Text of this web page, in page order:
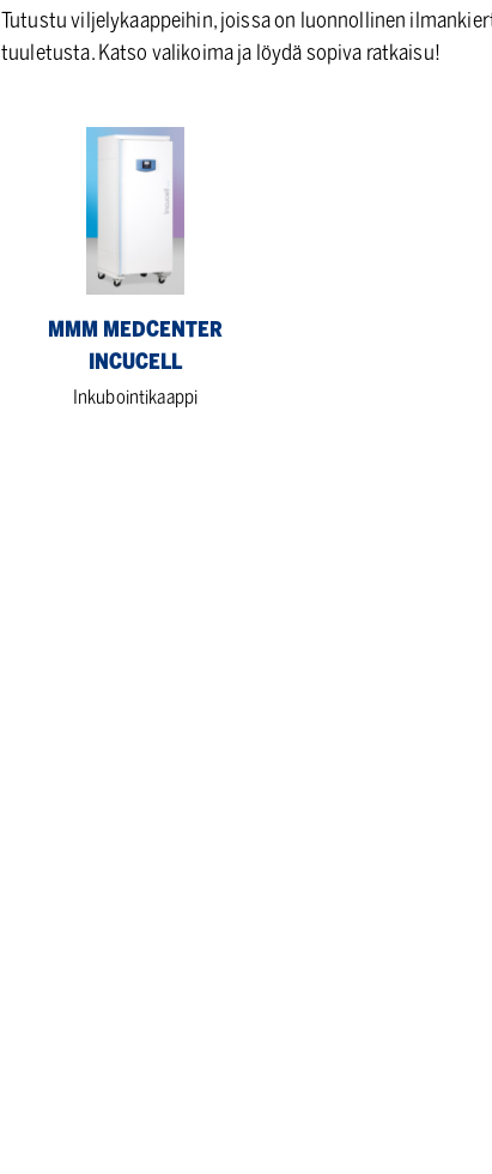
Tutustu viljelykaappeihin, joissa on luonnollinen
tuuletusta. Katso valikoima ja löydä sopiva ratkaisu!
MMM MEDCENTER
INCUCELL
Inkubointikaappi